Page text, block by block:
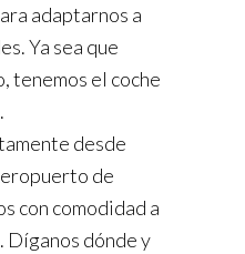
adaptarnos a
Ya sea que
tenemos el coche
desde
de
con comodidad a
Díganos dónde y